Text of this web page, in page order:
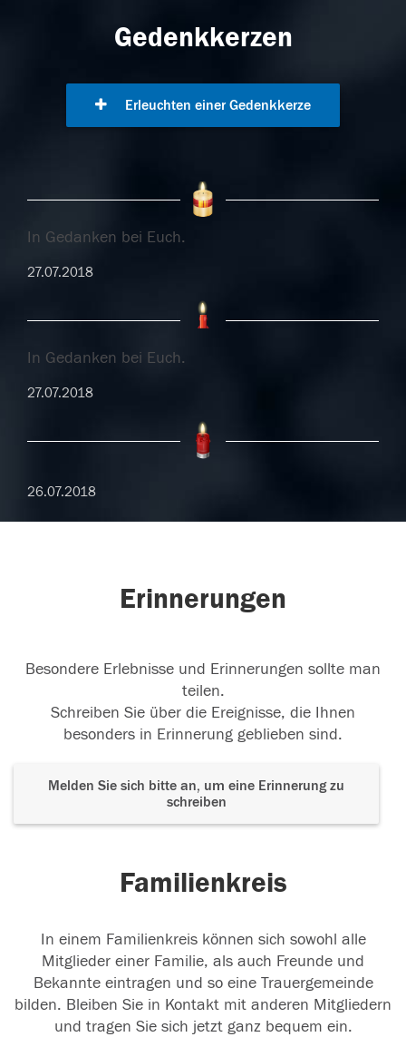
Gedenkkerzen
Erleuchten einer Gedenkkerze
In Gedanken bei Euch.
27.07.2018
In Gedanken bei Euch.
27.07.2018
26.07.2018
Erinnerungen
Besondere Erlebnisse und Erinnerungen sollte man
teilen.
Schreiben Sie über die Ereignisse, die Ihnen
besonders in Erinnerung geblieben sind.
Melden Sie sich bitte an, um eine Erinnerung zu
schreiben
Familienkreis
In einem Familienkreis können sich sowohl alle
Mitglieder einer Familie, als auch Freunde und
Bekannte eintragen und so eine Trauergemeinde
bilden. Bleiben Sie in Kontakt mit anderen Mitgliedern
und tragen Sie sich jetzt ganz bequem ein.